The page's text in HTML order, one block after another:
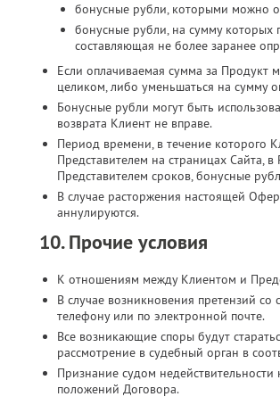
бонусные рубли, которыми можно
бонусные рубли, на сумму которых
составляющая не более заранее
Если оплачиваемая сумма за Продукт
целиком, либо уменьшаться на сумму
Бонусные рубли могут быть
возврата Клиент не вправе.
Период времени, в течение которого
Представителем на страницах Сайта,
Представителем сроков, бонусные
В случае расторжения настоящей
аннулируются.
10. Прочие условия
К отношениям между Клиентом и
В случае возникновения претензий
телефону или по электронной почте.
Все возникающие споры будут
рассмотрение в судебный орган в
Признание судом
положений Договора.